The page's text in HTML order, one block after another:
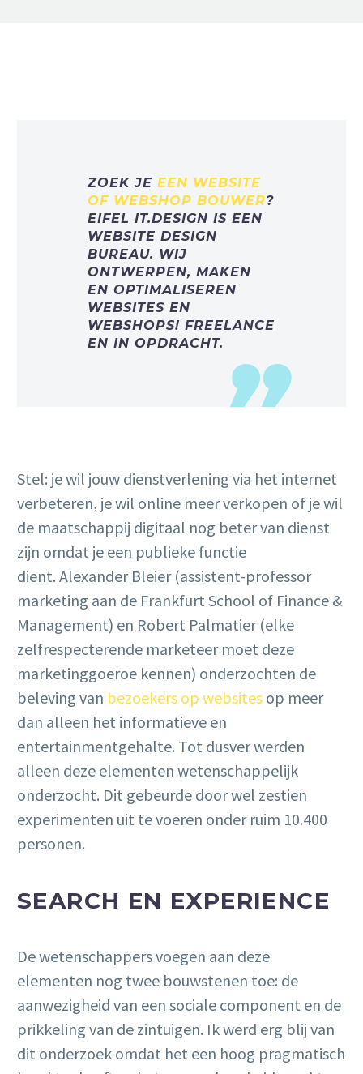
ZOEK JE EEN WEBSITE
OF WEBSHOP BOUWER?
EIFEL IT.DESIGN IS EEN
WEBSITE DESIGN
BUREAU. WIJ
ONTWERPEN, MAKEN
EN OPTIMALISEREN
WEBSITES EN
WEBSHOPS! FREELANCE
EN IN OPDRACHT.
Stel: je wil jouw dienstverlening via het internet
verbeteren, je wil online meer verkopen of je wil
de maatschappij digitaal nog beter van dienst
zijn omdat je een publieke functie
dient. Alexander Bleier (assistent-professor
marketing aan de Frankfurt School of Finance &
Management) en Robert Palmatier (elke
zelfrespecterende marketeer moet deze
marketinggoeroe kennen) onderzochten de
beleving van bezoekers op websites op meer
dan alleen het informatieve en
entertainmentgehalte. Tot dusver werden
alleen deze elementen wetenschappelijk
onderzocht. Dit gebeurde door wel zestien
experimenten uit te voeren onder ruim 10.400
personen.
SEARCH EN EXPERIENCE
De wetenschappers voegen aan deze
elementen nog twee bouwstenen toe: de
aanwezigheid van een sociale component en de
prikkeling van de zintuigen. Ik werd erg blij van
dit onderzoek omdat het een hoog pragmatisch